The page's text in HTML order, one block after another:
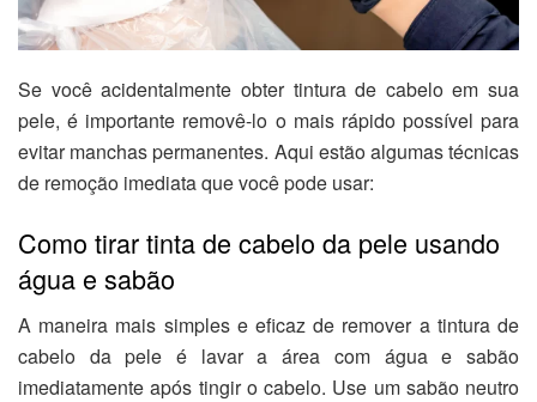
Se você acidentalmente obter tintura de cabelo em sua
pele, é importante removê-lo o mais rápido possível para
evitar manchas permanentes. Aqui estão algumas técnicas
de remoção imediata que você pode usar:
Como tirar tinta de cabelo da pele usando
água e sabão
A maneira mais simples e eficaz de remover a tintura de
cabelo da pele é lavar a área com água e sabão
imediatamente após tingir o cabelo. Use um sabão neutro